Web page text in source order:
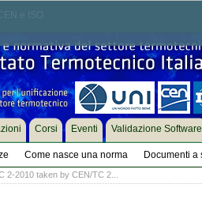
Come nasce una norma Documenti a
Corsi Eventi Validazione Software
2-2010 taken by CEN/TC 2...